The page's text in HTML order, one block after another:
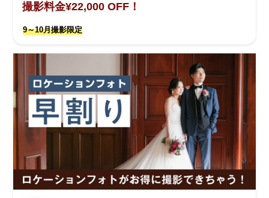
撮影料金¥22,000 OFF！
9～10月撮影限定